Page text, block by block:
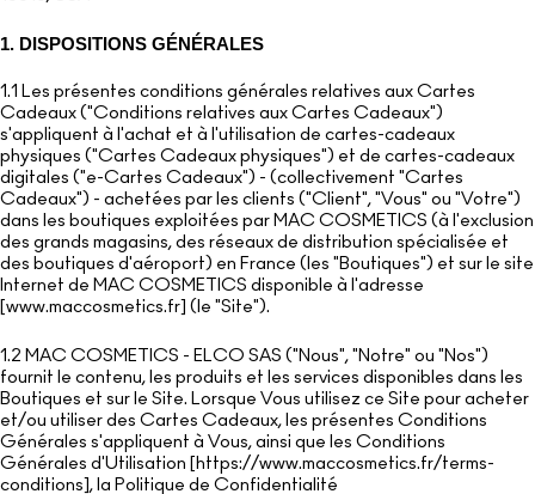
DÉCOUVRIR TOUS LES PRODUITS POUR LE TEINT
Mini M·A·C
DÉCOUVRIR TOUS LES PRODUITS POUR LES YEUX
DÉCOUVRIR TOUS LES PINCEAUX ET ACCESSOIRES